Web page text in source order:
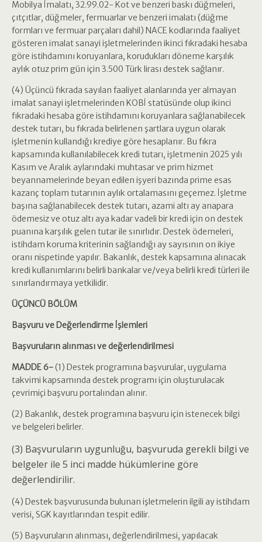
Mobilya İmalatı, 32.99.02- Kot ve benzeri baskı düğmeleri,
çıtçıtlar, düğmeler, fermuarlar ve benzeri imalatı (düğme
formları ve fermuar parçaları dahil) NACE kodlarında faaliyet
gösteren imalat sanayi işletmelerinden ikinci fıkradaki hesaba
göre istihdamını koruyanlara, korudukları döneme karşılık
aylık otuz prim gün için 3.500 Türk lirası destek sağlanır.
(4) Üçüncü fıkrada sayılan faaliyet alanlarında yer almayan
imalat sanayi işletmelerinden KOBİ statüsünde olup ikinci
fıkradaki hesaba göre istihdamını koruyanlara sağlanabilecek
destek tutarı, bu fıkrada belirlenen şartlara uygun olarak
işletmenin kullandığı krediye göre hesaplanır. Bu fıkra
kapsamında kullanılabilecek kredi tutarı, işletmenin 2025 yılı
Kasım ve Aralık aylarındaki muhtasar ve prim hizmet
beyannamelerinde beyan edilen işyeri bazında prime esas
kazanç toplam tutarının aylık ortalamasını geçemez. İşletme
başına sağlanabilecek destek tutarı, azami altı ay anapara
ödemesiz ve otuz altı aya kadar vadeli bir kredi için on destek
puanına karşılık gelen tutar ile sınırlıdır. Destek ödemeleri,
istihdam koruma kriterinin sağlandığı ay sayısının on ikiye
oranı nispetinde yapılır. Bakanlık, destek kapsamına alınacak
kredi kullanımlarını belirli bankalar ve/veya belirli kredi türleri ile
sınırlandırmaya yetkilidir.
ÜÇÜNCÜ BÖLÜM
Başvuru ve Değerlendirme İşlemleri
Başvuruların alınması ve değerlendirilmesi
MADDE 6-(1) Destek programına başvurular, uygulama
takvimi kapsamında destek programı için oluşturulacak
çevrimiçi başvuru portalından alınır.
(2) Bakanlık, destek programına başvuru için istenecek bilgi
ve belgeleri belirler.
(3) Başvuruların uygunluğu, başvuruda gerekli bilgi ve
belgeler ile 5 inci madde hükümlerine göre
değerlendirilir.
(4) Destek başvurusunda bulunan işletmelerin ilgili ay istihdam
verisi, SGK kayıtlarından tespit edilir.
(5) Başvuruların alınması, değerlendirilmesi, yapılacak